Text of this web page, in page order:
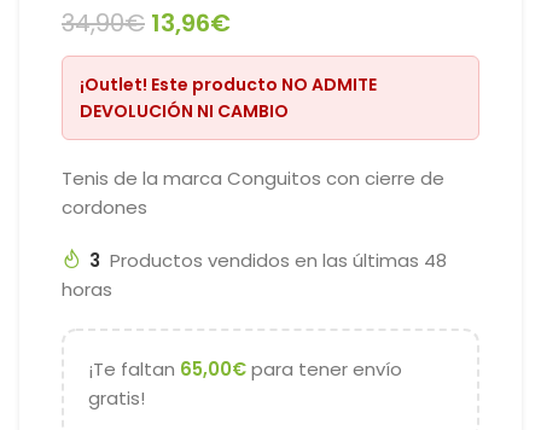
34,90€ 13,96€
¡Outlet! Este producto NO ADMITE
DEVOLUCIÓN NI CAMBIO
Tenis de la marca Conguitos con cierre de
cordones
3 Productos vendidos en las últimas 48
horas
¡Te faltan 65,00€para tener envío
gratis!